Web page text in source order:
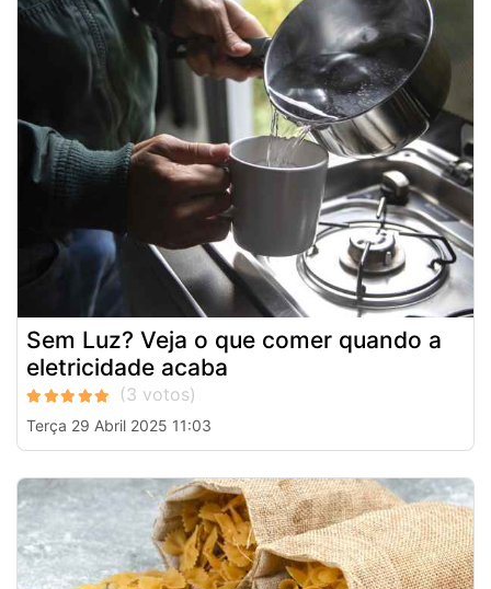
Sem Luz? Veja o que comer quando a
eletricidade acaba
Terça 29 Abril 2025 11:03